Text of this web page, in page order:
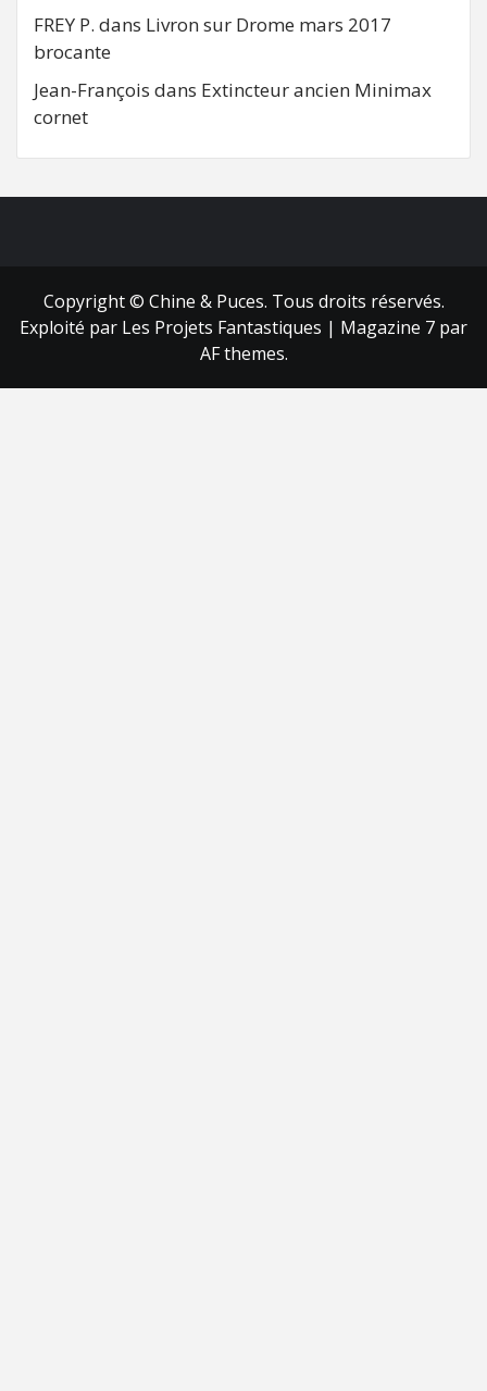
FREY P. dans Livron sur Drome mars 2017
brocante
Jean-François dans Extincteur ancien Minimax
cornet
Copyright © Chine & Puces. Tous droits réservés.
Exploité par Les Projets Fantastiques | Magazine 7 par
AF themes.